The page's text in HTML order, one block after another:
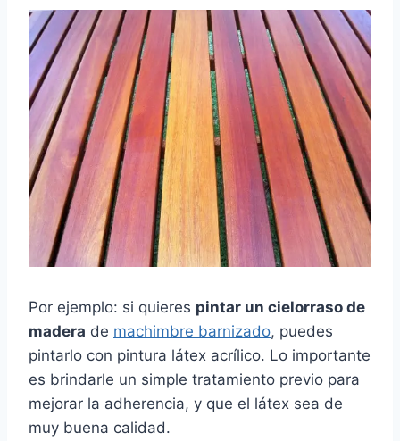
Por ejemplo: si quieres pintar un cielorraso de
madera de machimbre barnizado, puedes
pintarlo con pintura látex acrílico. Lo importante
es brindarle un simple tratamiento previo para
mejorar la adherencia, y que el látex sea de
muy buena calidad.